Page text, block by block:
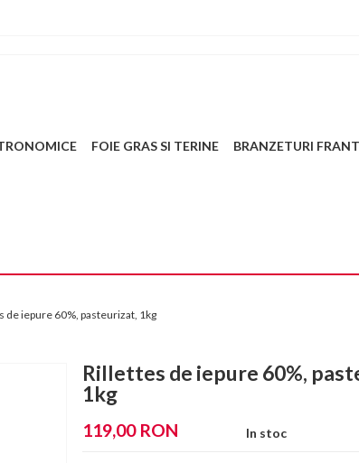
FOIE GRAS SI TERINE BRANZETURI
de iepure 60%, pasteurizat, 1kg
Rillettes de iepure 60%,
1kg
119,00 RON In stoc